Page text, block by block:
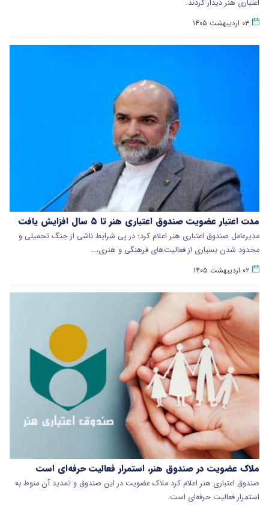
اعتباری هنر دیدار کردند.
۰۳ اردیبهشت ۱۴۰۵
مدت اعتبار عضویت صندوق اعتباری هنر تا ۵ سال افزایش یافت
مدیرعامل صندوق اعتباری هنر اعلام کرد؛ در پی شرایط ناشی از جنگ تحمیلی و
محدود شدن بسیاری از فعالیت‌های فرهنگی و هنری،…
۰۲ اردیبهشت ۱۴۰۵
ملاک عضویت در صندوق هنر، استمرار فعالیت حرفه‌ای است
صندوق اعتباری هنر اعلام کرد ملاک عضویت در این صندوق و تمدید آن منوط به
استمرار فعالیت حرفه‌ای است.